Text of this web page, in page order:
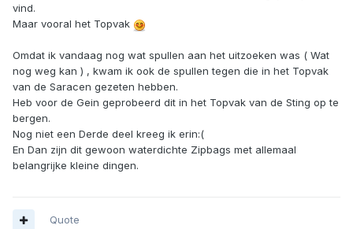
vind.
Maar vooral het Topvak
Omdat ik vandaag nog wat spullen aan het uitzoeken was ( Wat
nog weg kan ) , kwam ik ook de spullen tegen die in het Topvak
van de Saracen gezeten hebben.
Heb voor de Gein geprobeerd dit in het Topvak van de Sting op te
bergen.
Nog niet een Derde deel kreeg ik erin:(
En Dan zijn dit gewoon waterdichte Zipbags met allemaal
belangrijke kleine dingen.
Quote